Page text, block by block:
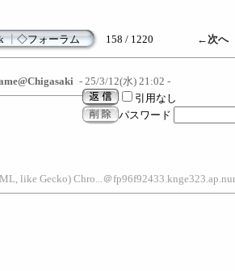
┃◇フォーラム 158 / 1220 ←次へ
- 25/3/12(水) 21:02 -
引用なし
パスワード
like Gecko) Chro...＠